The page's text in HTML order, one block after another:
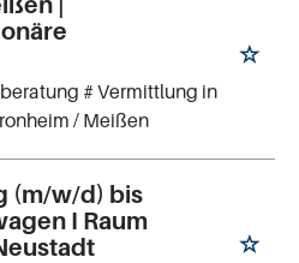
# Vermittlung in
/ Meißen
(m/w/d) bis
I Raum